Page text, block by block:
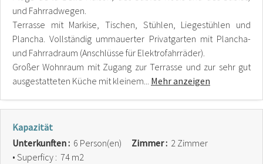
und Fahrradwegen.
Terrasse mit Markise, Tischen, Stühlen, Liegestühlen und
Plancha. Vollständig ummauerter Privatgarten mit Plancha-
und Fahrradraum (Anschlüsse für Elektrofahrräder).
Großer Wohnraum mit Zugang zur Terrasse und zur sehr gut
ausgestatteten Küche mit kleinem... Mehr anzeigen
Kapazität
Unterkunften : 6 Person(en)
• Superficy : 74 m2
Zimmer : 2 Zimmer